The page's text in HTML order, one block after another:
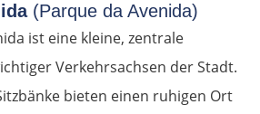
(Parque da Avenida)
ist eine kleine, zentrale
Verkehrsachsen der Stadt.
bieten einen ruhigen Ort